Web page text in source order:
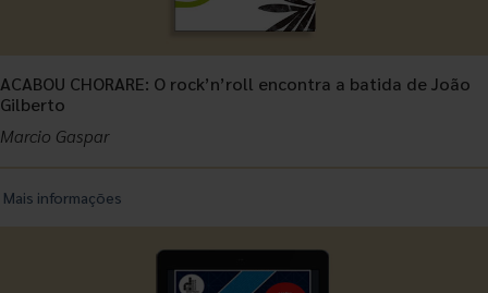
ACABOU CHORARE: O rock’n’roll encontra a batida de João
Gilberto
Marcio Gaspar
Mais informações